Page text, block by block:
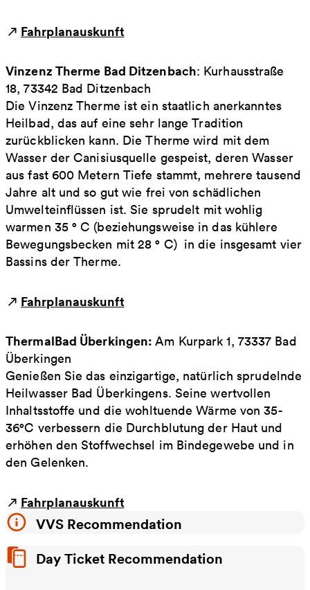
Fahrplanauskunft
Vinzenz Therme Bad Ditzenbach: Kurhausstraße
18, 73342 Bad Ditzenbach
Die Vinzenz Therme ist ein staatlich anerkanntes
Heilbad, das auf eine sehr lange Tradition
zurückblicken kann. Die Therme wird mit dem
Wasser der Canisiusquelle gespeist, deren Wasser
aus fast 600 Metern Tiefe stammt, mehrere tausend
Jahre alt und so gut wie frei von schädlichen
Umwelteinflüssen ist. Sie sprudelt mit wohlig
warmen 35 ° C (beziehungsweise in das kühlere
Bewegungsbecken mit 28 ° C) in die insgesamt vier
Bassins der Therme.
Fahrplanauskunft
ThermalBad Überkingen:Am Kurpark 1, 73337 Bad
Überkingen
Genießen Sie das einzigartige, natürlich sprudelnde
Heilwasser Bad Überkingens. Seine wertvollen
Inhaltsstoffe und die wohltuende Wärme von 35-
36°C verbessern die Durchblutung der Haut und
erhöhen den Stoffwechsel im Bindegewebe und in
den Gelenken.
Fahrplanauskunft
VVS Recommendation
Day Ticket Recommendation